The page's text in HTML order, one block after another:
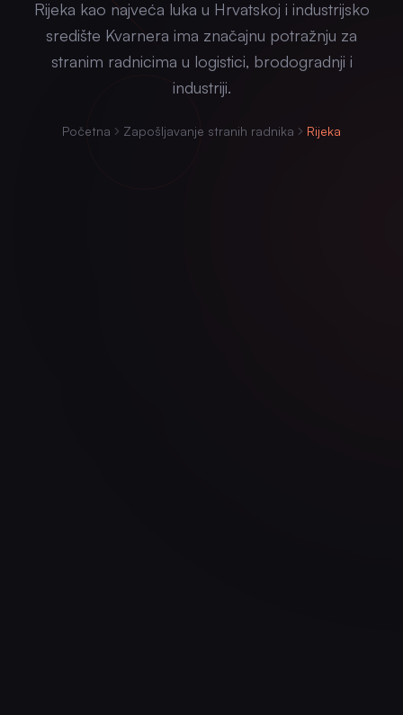
Rijeka kao najveća luka u Hrvatskoj i industrijsko
središte Kvarnera ima značajnu potražnju za
stranim radnicima u logistici, brodogradnji i
industriji.
Početna Zapošljavanje stranih radnika Rijeka